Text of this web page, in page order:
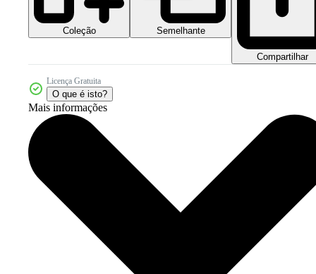
Coleção Semelhante
Compartilhar
Licença Gratuita
O que é isto?
Mais informações